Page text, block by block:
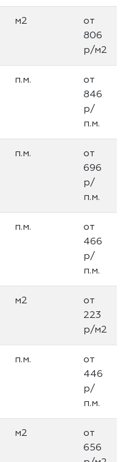
м2
от
806
р/м2
п.м.
от
846
р/
п.м.
п.м.
от
696
р/
п.м.
п.м.
от
466
р/
п.м.
м2
от
223
р/м2
п.м.
от
446
р/
п.м.
м2
от
656